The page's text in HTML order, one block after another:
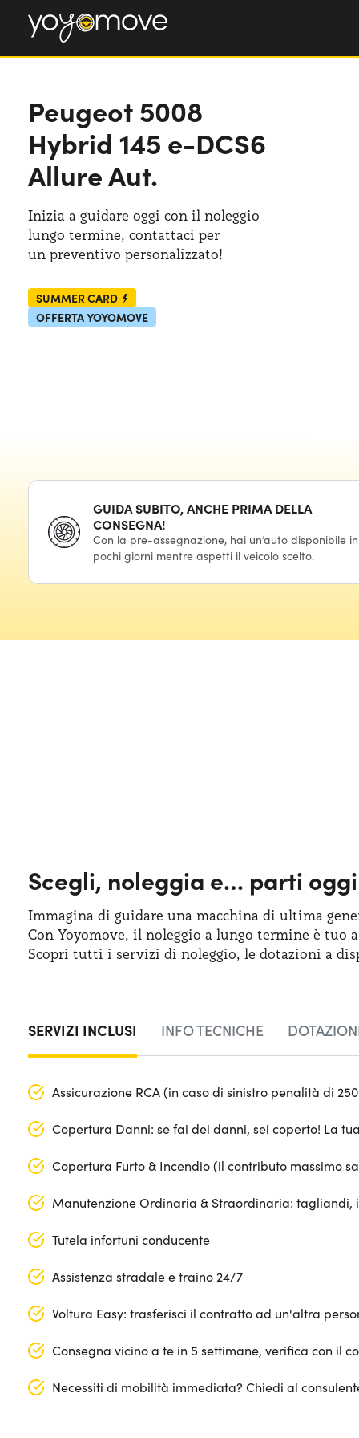
Hybrid 145 e-DCS6 Allure Aut.
SUMMER CARD
OFFERTA YOYOMOVE
Peugeot 5008
Hybrid 145 e-DCS6
Allure Aut.
Inizia a guidare oggi con il noleggio
lungo termine, contattaci per
un preventivo personalizzato!
GUIDA SUBITO, ANCHE PRIMA DELLA
CONSEGNA!
Con la pre-assegnazione, hai un’auto disponibile in
pochi giorni mentre aspetti il veicolo scelto.
Scegli, noleggia e… parti
Immagina di guidare una macchina di ultima
Con Yoyomove, il noleggio a lungo termine è tuo
Scopri tutti i servizi di noleggio, le dotazioni a
SERVIZI INCLUSI INFO TECNICHE
Assicurazione RCA (in caso di sinistro penalità di
Copertura Danni: se fai dei danni, sei coperto! La
Copertura Furto & Incendio (il contributo massimo
Manutenzione Ordinaria & Straordinaria: tagliandi,
Tutela infortuni conducente
Assistenza stradale e traino 24/7
Voltura Easy: trasferisci il contratto ad un'altra
Consegna vicino a te in 5 settimane, verifica con il
Necessiti di mobilità immediata? Chiedi al